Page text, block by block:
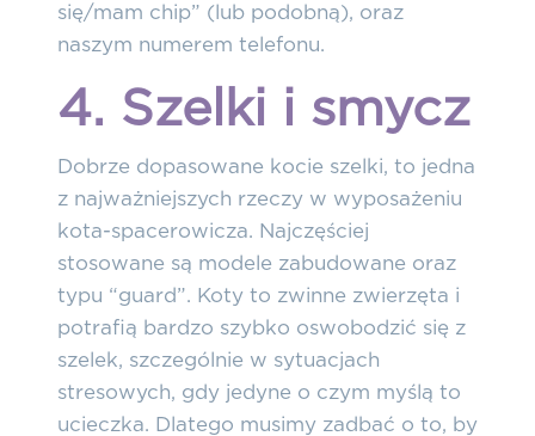
się/mam chip” (lub podobną), oraz
naszym numerem telefonu.
4. Szelki i smycz
Dobrze dopasowane kocie szelki, to jedna
z najważniejszych rzeczy w wyposażeniu
kota-spacerowicza. Najczęściej
stosowane są modele zabudowane oraz
typu “guard”. Koty to zwinne zwierzęta i
potrafią bardzo szybko oswobodzić się z
szelek, szczególnie w sytuacjach
stresowych, gdy jedyne o czym myślą to
ucieczka. Dlatego musimy zadbać o to, by